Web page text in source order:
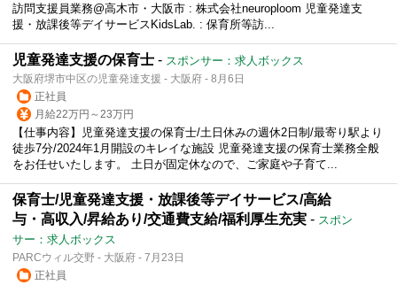
訪問支援員業務@高木市・大阪市 : 株式会社neuroploom 児童発達支
援・放課後等デイサービスKidsLab. : 保育所等訪...
児童発達支援の保育士 - スポンサー：求人ボックス
大阪府堺市中区の児童発達支援 - 大阪府 - 8月6日
正社員
月給22万円～23万円
【仕事内容】児童発達支援の保育士/土日休みの週休2日制/最寄り駅より
徒歩7分/2024年1月開設のキレイな施設 児童発達支援の保育士業務全般
をお任せいたします。 土日が固定休なので、ご家庭や子育て...
保育士/児童発達支援・放課後等デイサービス/高給
与・高収入/昇給あり/交通費支給/福利厚生充実 - スポン
サー：求人ボックス
PARCウィル交野 - 大阪府 - 7月23日
正社員